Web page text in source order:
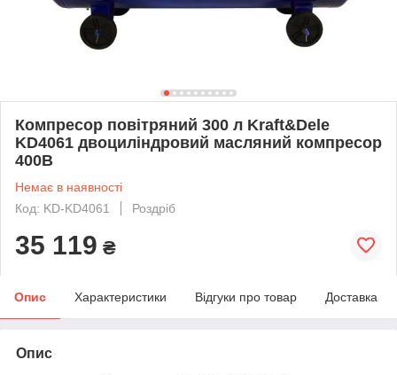
Компресор повітряний 300 л Kraft&Dele
KD4061 двоциліндровий масляний компресор
400В
Немає в наявності
Код: KD-KD4061
Роздріб
35 119 ₴
Опис Характеристики Відгуки про товар Доставка
Опис